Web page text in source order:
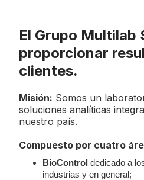
El Grupo Multilab
proporcionar
clientes.
Misión: Somos un
soluciones analíticas
nuestro país.
Compuesto por cuatro
BioControl dedicado a
industrias y en general;